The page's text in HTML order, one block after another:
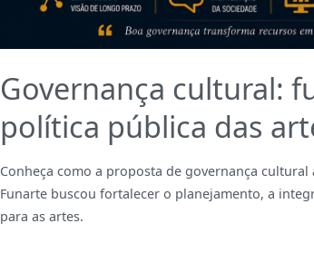
Governança cultural:
política pública das
Conheça como a proposta de governança
Funarte buscou fortalecer o planejamento, a
para as artes.